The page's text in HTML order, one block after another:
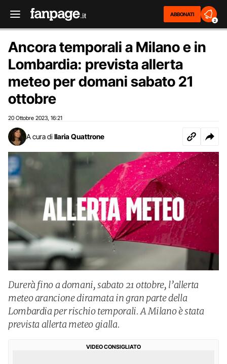
ABBONATI
2
Ancora temporali a Milano e in
Lombardia: prevista allerta
meteo per domani sabato 21
ottobre
20 Ottobre 2023 16:21
A cura di Ilaria Quattrone
Durerà fino a domani, sabato 21 ottobre, l’allerta
meteo arancione diramata in gran parte della
Lombardia per rischio temporali. A Milano è stata
prevista allerta meteo gialla.
VIDEO CONSIGLIATO